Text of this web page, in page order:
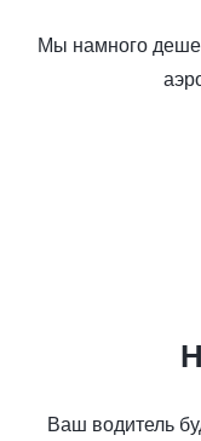
Мы намного
Ваш водитель